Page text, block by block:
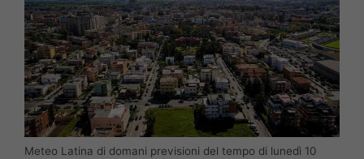
Meteo Latina di domani previsioni del tempo di lunedì 10